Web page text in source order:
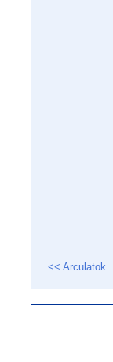
<< Arculatok